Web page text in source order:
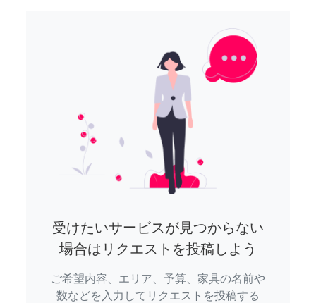
受けたいサービスが見つからない
場合はリクエストを投稿しよう
ご希望内容、エリア、予算、家具の名前や
数などを入力してリクエストを投稿する